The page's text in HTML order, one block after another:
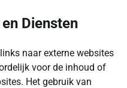
Diensten
naar externe websites
voor de inhoud of
Het gebruik van